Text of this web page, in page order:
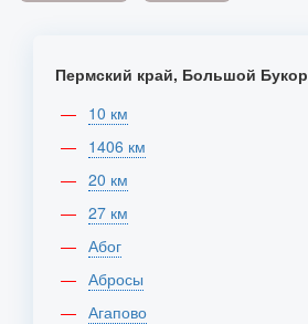
Пермский край, Большой Букор
10 км
1406 км
20 км
27 км
Абог
Абросы
Агапово